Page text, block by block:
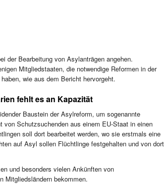
der Bearbeitung von Asylanträgen angehen.
Mitgliedstaaten, die notwendige Reformen in der
wie aus dem Bericht hervorgeht.
fehlt es an Kapazität
Baustein der Asylreform, um sogenannte
Schutzsuchenden aus einem EU-Staat in einen
soll dort bearbeitet werden, wo sie erstmals eine
auf Asyl sollen Flüchtlinge festgehalten und von dort
und besonders vielen Ankünften von
Mitgliedsländern bekommen.